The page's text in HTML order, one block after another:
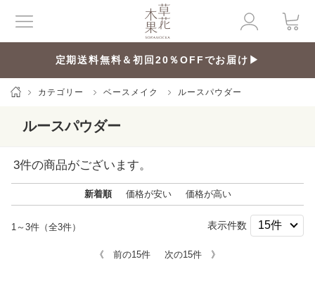
定期送料無料＆初回20％OFFでお届け▶
カテゴリー ベースメイク ルースパウダー
ルースパウダー
3件の商品がございます。
新着順 価格が安い 価格が高い
1～3件（全3件） 表示件数
《 前の15件 次の15件 》